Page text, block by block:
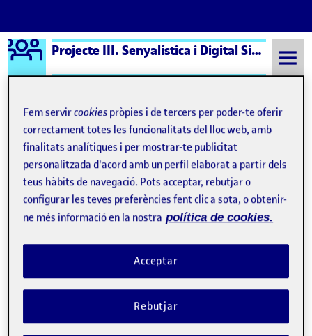
Saltar al contingut
Logo Ágora Projecte III. Senyalística i Digital Signage aula 2
Semestre 20212 - Aula 2 Kenia Rodriguez Serrano
Kenia Rodriguez Serrano
Publicat perAPLICACIÓ
Visibilitat:
Públic-Data de publicació
26 Maig 202227 maig, 2022 8:49 pm
-comentariel APLICACIÓ
Publicat per
Fem servircookies pròpies i de tercers per poder-te oferir
correctament totes les funcionalitats del lloc web, amb
finalitats analítiques i per mostrar-te publicitat
personalitzada d'acord amb un perfil elaborat a partir dels
teus hàbits de navegació. Pots acceptar, rebutjar o
configurar les teves preferències fent clic a sota, o obtenir-
ne més informació en la nostra política de cookies.
Rebutjar
Acceptar